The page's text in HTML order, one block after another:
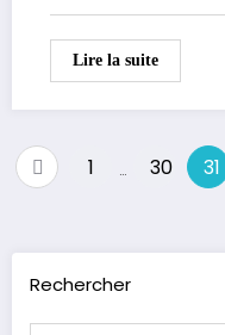
Lire la suite
Pagination
1 … 30 31
Rechercher